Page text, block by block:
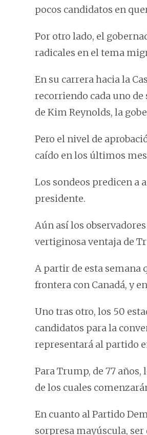
pocos candidatos en
Por otro lado, el
radicales en el tema
En su carrera hacia la
recorriendo cada uno
de Kim Reynolds, la
Pero el nivel de
caído en los últimos
Los sondeos predicen a
presidente.
Aún así los
vertiginosa ventaja de
A partir de esta semana
frontera con Canadá, y
Uno tras otro, los 50
candidatos para la
representará al partido
Para Trump, de 77
de los cuales
En cuanto al Partido
sorpresa mayúscula,